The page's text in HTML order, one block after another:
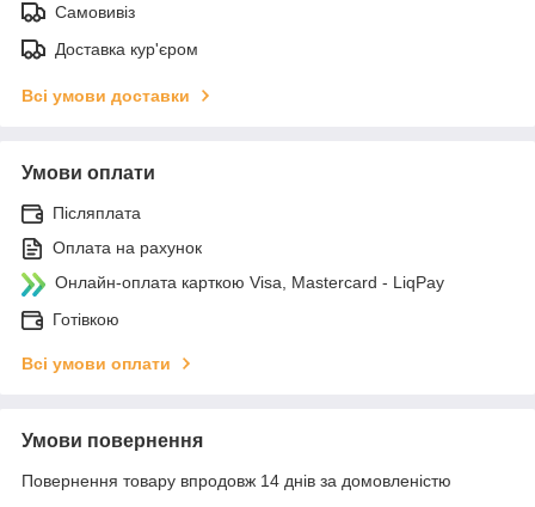
Самовивіз
Доставка кур'єром
Всі умови доставки
Умови оплати
Післяплата
Оплата на рахунок
Онлайн-оплата карткою Visa, Mastercard - LiqPay
Готівкою
Всі умови оплати
Умови повернення
Повернення товару впродовж 14 днів за домовленістю